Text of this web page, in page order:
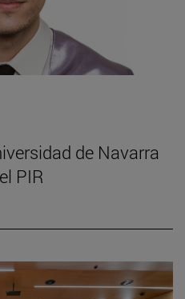
de Navarra
PIR